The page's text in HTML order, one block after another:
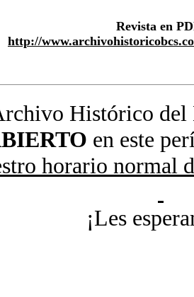
Revista en
http://
Histórico del
en este
horario normal
¡Les